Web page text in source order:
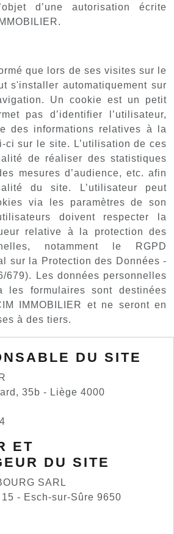
d’une autorisation écrite
que lors de ses visites sur le
s'installer automatiquement sur
Un cookie est un petit
pas d’identifier l’utilisateur,
des informations relatives à la
ci sur le site. L’utilisation de ces
de réaliser des statistiques
mesures d’audience, etc. afin
du site. L’utilisateur peut
via les paramètres de son
doivent respecter la
relative à la protection des
notamment le RGPD
sur la Protection des Données -
679). Les données personnelles
les formulaires sont destinées
IMMOBILIER et ne seront en
à des tiers.
DU SITE
35b - Liège 4000
ET
DU SITE
SARL
- Esch-sur-Sûre 9650